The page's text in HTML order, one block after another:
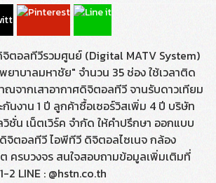
ตอลทีวีรวมศูนย์ (Digital MATV System)
ยาบาลมหาชัย" จำนวน 35 ช่อง ใช้เวลาติด
จากเสาอากาศดิจิตอลทีวี จานรับดาวเทียม
นงาน 1 ปี ลูกค้าซื้อเซอร์วิสเพิ่ม 4 ปี บริษัท
ชั่น เน็ตเวิร์ค จำกัด ให้คำปรึกษา ออกแบบ
จิตอลทีวี ไอพีทีวี ดิจิตอลไซเนจ กล้อง
ครบวงจร สนใจสอบถามข้อมูลเพิ่มเติมที่
LINE : @hstn.co.th